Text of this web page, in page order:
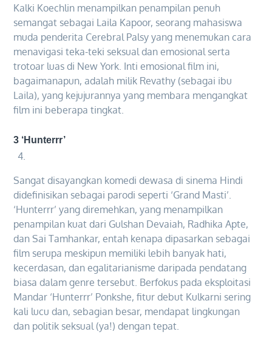
Kalki Koechlin menampilkan penampilan penuh
semangat sebagai Laila Kapoor, seorang mahasiswa
muda penderita Cerebral Palsy yang menemukan cara
menavigasi teka-teki seksual dan emosional serta
trotoar luas di New York. Inti emosional film ini,
bagaimanapun, adalah milik Revathy (sebagai ibu
Laila), yang kejujurannya yang membara mengangkat
film ini beberapa tingkat.
3 ‘Hunterrr’
Sangat disayangkan komedi dewasa di sinema Hindi
didefinisikan sebagai parodi seperti ‘Grand Masti’.
‘Hunterrr’ yang diremehkan, yang menampilkan
penampilan kuat dari Gulshan Devaiah, Radhika Apte,
dan Sai Tamhankar, entah kenapa dipasarkan sebagai
film serupa meskipun memiliki lebih banyak hati,
kecerdasan, dan egalitarianisme daripada pendatang
biasa dalam genre tersebut. Berfokus pada eksploitasi
Mandar ‘Hunterrr’ Ponkshe, fitur debut Kulkarni sering
kali lucu dan, sebagian besar, mendapat lingkungan
dan politik seksual (ya!) dengan tepat.